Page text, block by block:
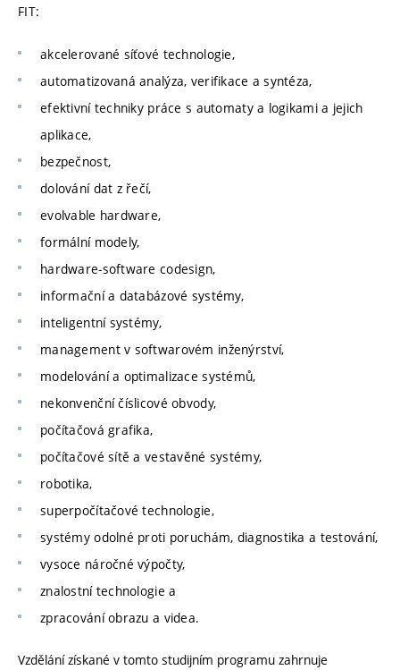
FIT:
akcelerované síťové technologie,
automatizovaná analýza, verifikace a syntéza,
efektivní techniky práce s automaty a logikami a jejich
aplikace,
bezpečnost,
dolování dat z řečí,
evolvable hardware,
formální modely,
hardware-software codesign,
informační a databázové systémy,
inteligentní systémy,
management v softwarovém inženýrství,
modelování a optimalizace systémů,
nekonvenční číslicové obvody,
počítačová grafika,
počítačové sítě a vestavěné systémy,
robotika,
superpočítačové technologie,
systémy odolné proti poruchám, diagnostika a testování,
vysoce náročné výpočty,
znalostní technologie a
zpracování obrazu a videa.
Vzdělání získané v tomto studijním programu zahrnuje